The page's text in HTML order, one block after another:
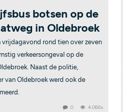
botsen op de
in Oldebroek
vrijdagavond rond tien over zeven
verkeersongeval op de
Naast de politie,
van Oldebroek werd ook de
0 4.066x